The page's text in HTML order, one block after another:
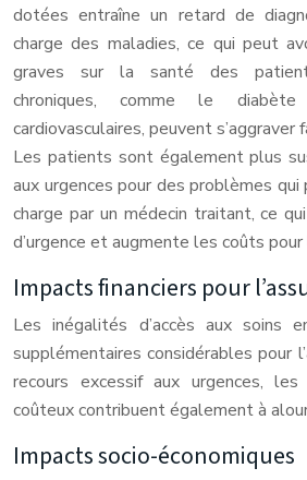
dotées entraîne un retard de
charge des maladies, ce qui peut
graves sur la santé des
chroniques, comme le
cardiovasculaires, peuvent s’aggraver
Les patients sont également plus
aux urgences pour des problèmes
charge par un médecin traitant, ce
d’urgence et augmente les coûts pour
Impacts financiers pour
Les inégalités d’accès aux soins
supplémentaires considérables pour
recours excessif aux urgences,
coûteux contribuent également à
Impacts socio-économiques